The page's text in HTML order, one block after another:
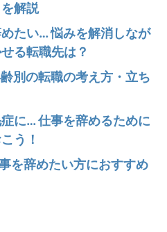
解説
たい… 悩みを解消しなが
る転職先は？
別の転職の考え方・立ち
に… 仕事を辞めるために
う！
を辞めたい方におすすめ